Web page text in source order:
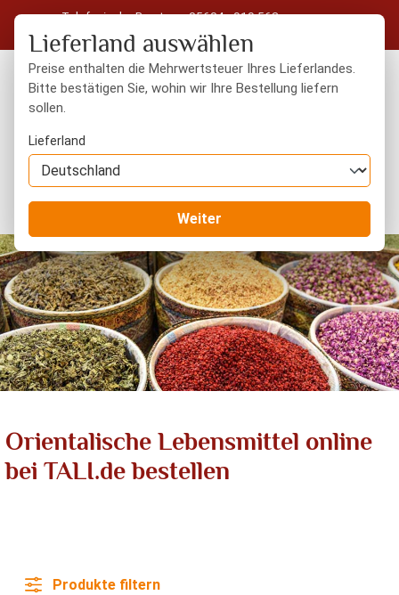
Zum Hauptinhalt springen
Telefonische Beratung: 05604 - 919 563
Kostenloser Versand in Deutschland ab 50 € Warenwert
Orientalische Lebensmittel online
bei TALI.de bestellen
Produkte filtern
Lieferland auswählen
Preise enthalten die Mehrwertsteuer Ihres Lieferlandes.
Bitte bestätigen Sie, wohin wir Ihre Bestellung liefern
sollen.
Lieferland
Weiter